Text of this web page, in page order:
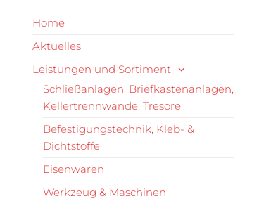
Home
Aktuelles
Leistungen und Sortiment
Schließanlagen, Briefkastenanlagen,
Kellertrennwände, Tresore
Befestigungstechnik, Kleb- &
Dichtstoffe
Eisenwaren
Werkzeug & Maschinen